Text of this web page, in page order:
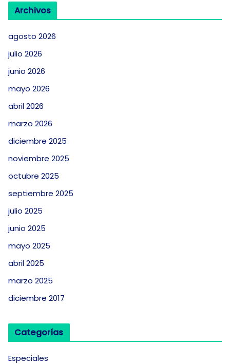
Archivos
agosto 2026
julio 2026
junio 2026
mayo 2026
abril 2026
marzo 2026
diciembre 2025
noviembre 2025
octubre 2025
septiembre 2025
julio 2025
junio 2025
mayo 2025
abril 2025
marzo 2025
diciembre 2017
Categorías
Especiales